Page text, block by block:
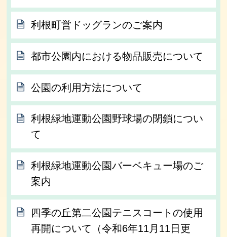
利根町営ドッグランのご案内
都市公園内における物品販売について
公園の利用方法について
利根緑地運動公園野球場の閉鎖につい
て
利根緑地運動公園バーベキュー場のご
案内
四季の丘第二公園テニスコートの使用
再開について（令和6年11月11日更